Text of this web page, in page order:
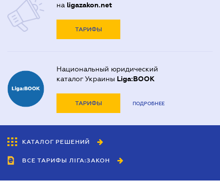
на ligazakon.net
ТАРИФЫ
Национальный юридический
каталог Украины Liga:BOOK
ТАРИФЫ ПОДРОБНЕЕ
КАТАЛОГ РЕШЕНИЙ
ВСЕ ТАРИФЫ ЛІГА:ЗАКОН